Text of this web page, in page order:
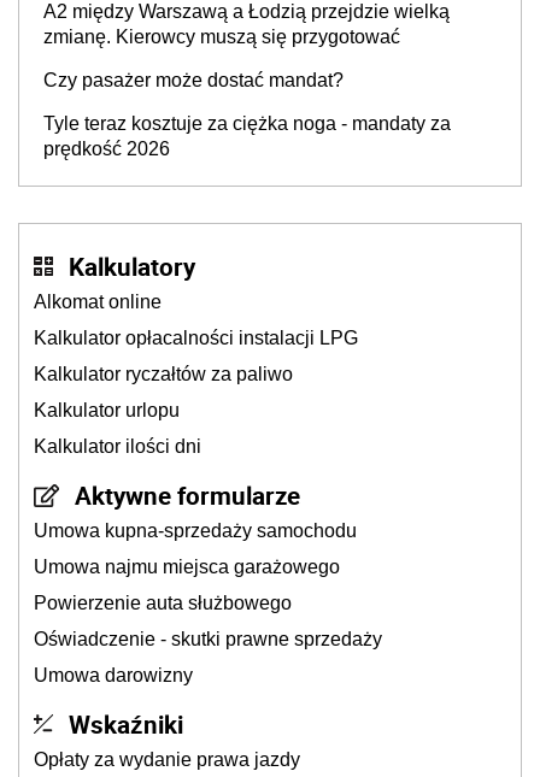
A2 między Warszawą a Łodzią przejdzie wielką
zmianę. Kierowcy muszą się przygotować
Czy pasażer może dostać mandat?
Tyle teraz kosztuje za ciężka noga - mandaty za
prędkość 2026
Kalkulatory
Alkomat online
Kalkulator opłacalności instalacji LPG
Kalkulator ryczałtów za paliwo
Kalkulator urlopu
Kalkulator ilości dni
Aktywne formularze
Umowa kupna-sprzedaży samochodu
Umowa najmu miejsca garażowego
Powierzenie auta służbowego
Oświadczenie - skutki prawne sprzedaży
Umowa darowizny
Wskaźniki
Opłaty za wydanie prawa jazdy